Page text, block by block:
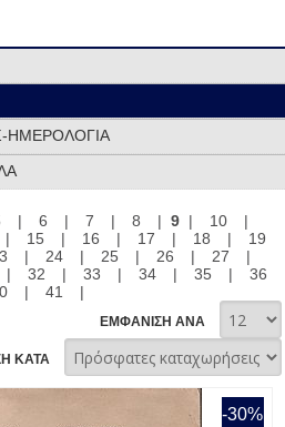
ΗΜΕΡΟΛΟΓΙΑ
| 6 | 7 | 8 | 9| 10
|
| 15 | 16 | 17 | 18 |
19
| 24 | 25 | 26 | 27
|
| 32 | 33 | 34 | 35 |
36
| 41 |
ΕΜΦΑΝΙΣΗ ΑΝΑ
ΚΑΤΑ
-30%